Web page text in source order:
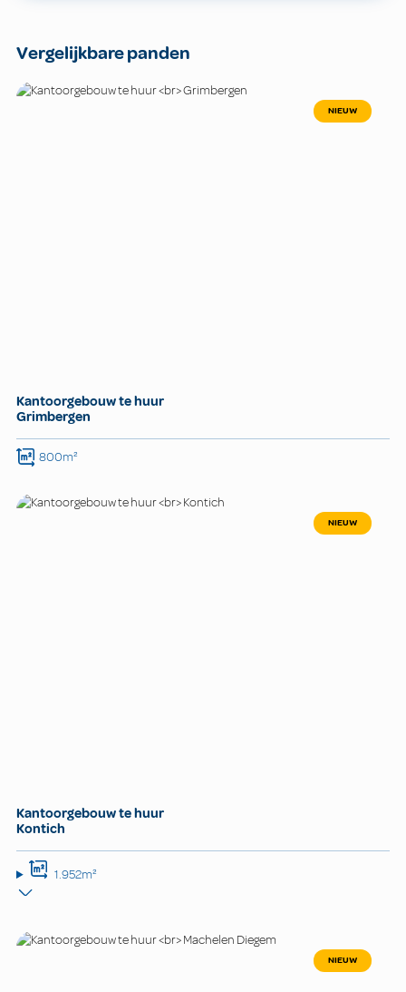
Vergelijkbare panden
NIEUW
Kantoorgebouw te huur
Grimbergen
800m²
NIEUW
Kantoorgebouw te huur
Kontich
1.952m²
NIEUW